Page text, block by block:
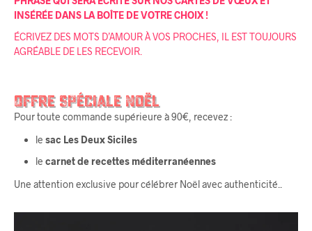
INSÉRÉE DANS LA BOÎTE DE VOTRE CHOIX !
ÉCRIVEZ DES MOTS D’AMOUR À VOS PROCHES, IL EST TOUJOURS
AGRÉABLE DE LES RECEVOIR.
Offre Spéciale Noël
Pour toute commande supérieure à 90€, recevez :
le sac Les Deux Siciles
le carnet de recettes méditerranéennes
Une attention exclusive pour célébrer Noël avec authenticité..